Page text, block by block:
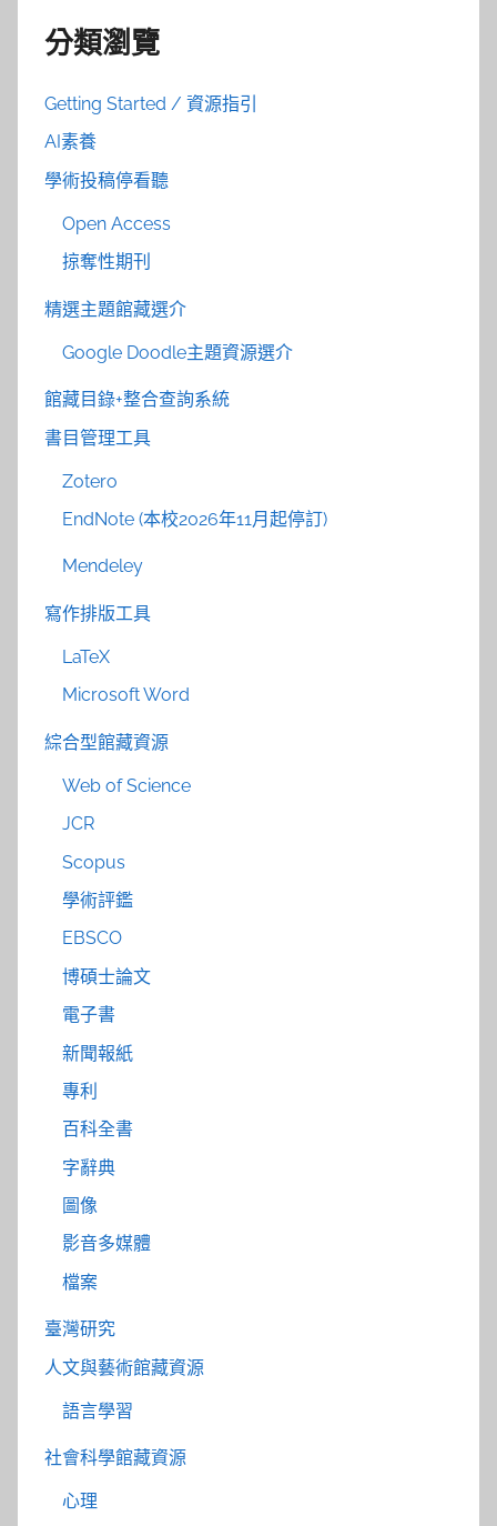
分類瀏覽
Getting Started / 資源指引
AI素養
學術投稿停看聽
Open Access
掠奪性期刊
精選主題館藏選介
Google Doodle主題資源選介
館藏目錄+整合查詢系統
書目管理工具
Zotero
EndNote (本校2026年11月起停訂)
Mendeley
寫作排版工具
LaTeX
Microsoft Word
綜合型館藏資源
Web of Science
JCR
Scopus
學術評鑑
EBSCO
博碩士論文
電子書
新聞報紙
專利
百科全書
字辭典
圖像
影音多媒體
檔案
臺灣研究
人文與藝術館藏資源
語言學習
社會科學館藏資源
心理